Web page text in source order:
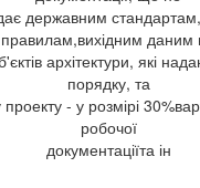
державним
правилам,вихідним даним
архітектури, які
порядку, та
- у розмірі
робочої
документаціїта ін